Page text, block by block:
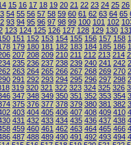
15 16 17 18 19 20 21 22 23 24 25 26
54 55 56 57 58 59 60 61 62 63 64 65
93 94 95 96 97 98 99 100 101 102
123 124 125 126 127 128 129 130 131
151 152 153 154 155 156 157 158
179 180 181 182 183 184 185 186
207 208 209 210 211 212 213 214
235 236 237 238 239 240 241 242
263 264 265 266 267 268 269 270
291 292 293 294 295 296 297 298
319 320 321 322 323 324 325 326
347 348 349 350 351 352 353 354
375 376 377 378 379 380 381 382
403 404 405 406 407 408 409 410
431 432 433 434 435 436 437 438
459 460 461 462 463 464 465 466
487 488 489 490 491 492 493 494